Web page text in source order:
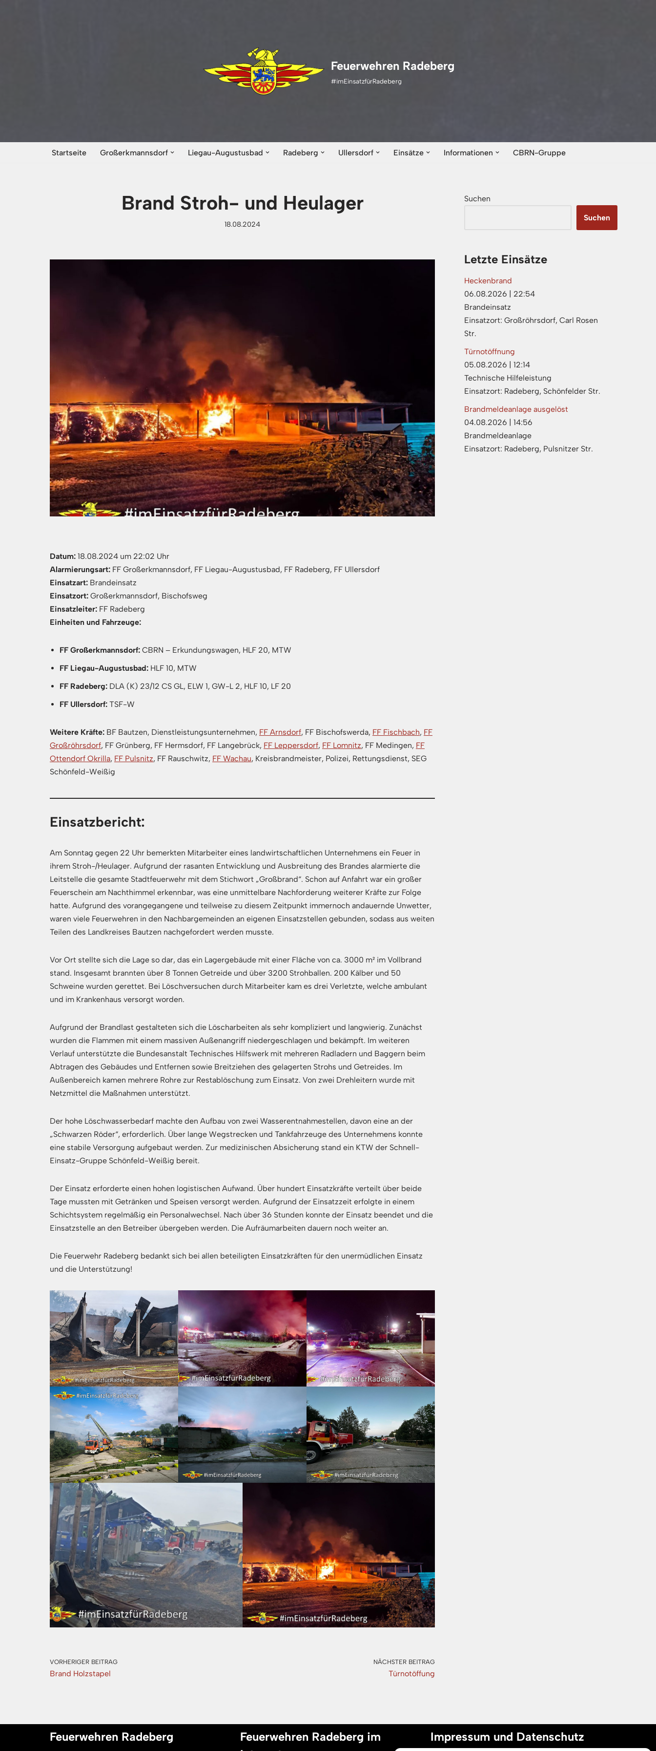
Feuerwehren Radeberg
#imEinsatzfürRadeberg
Startseite Großerkmannsdorf Liegau-Augustusbad Radeberg Ullersdorf Einsätze Informationen CBRN-Gruppe
Brand Stroh- und Heulager
18.08.2024
Datum: 18.08.2024 um 22:02 Uhr
Alarmierungsart: FF Großerkmannsdorf, FF Liegau-Augustusbad, FF Radeberg, FF Ullersdorf
Einsatzart: Brandeinsatz
Einsatzort: Großerkmannsdorf, Bischofsweg
Einsatzleiter: FF Radeberg
Einheiten und Fahrzeuge:
FF Großerkmannsdorf: CBRN – Erkundungswagen, HLF 20, MTW
FF Liegau-Augustusbad: HLF 10, MTW
FF Radeberg: DLA (K) 23/12 CS GL, ELW 1, GW-L 2, HLF 10, LF 20
FF Ullersdorf: TSF-W
Weitere Kräfte: BF Bautzen, Dienstleistungsunternehmen, FF Arnsdorf, FF Bischofswerda, FF Fischbach, FF
Großröhrsdorf, FF Grünberg, FF Hermsdorf, FF Langebrück, FF Leppersdorf, FF Lomnitz, FF Medingen, FF
Ottendorf Okrilla, FF Pulsnitz, FF Rauschwitz, FF Wachau, Kreisbrandmeister, Polizei, Rettungsdienst, SEG
Schönfeld-Weißig
Einsatzbericht:
Am Sonntag gegen 22 Uhr bemerkten Mitarbeiter eines landwirtschaftlichen Unternehmens ein Feuer in
ihrem Stroh-/Heulager. Aufgrund der rasanten Entwicklung und Ausbreitung des Brandes alarmierte die
Leitstelle die gesamte Stadtfeuerwehr mit dem Stichwort „Großbrand“. Schon auf Anfahrt war ein großer
Feuerschein am Nachthimmel erkennbar, was eine unmittelbare Nachforderung weiterer Kräfte zur Folge
hatte. Aufgrund des vorangegangene und teilweise zu diesem Zeitpunkt immernoch andauernde Unwetter,
waren viele Feuerwehren in den Nachbargemeinden an eigenen Einsatzstellen gebunden, sodass aus weiten
Teilen des Landkreises Bautzen nachgefordert werden musste.
Vor Ort stellte sich die Lage so dar, das ein Lagergebäude mit einer Fläche von ca. 3000 m² im Vollbrand
stand. Insgesamt brannten über 8 Tonnen Getreide und über 3200 Strohballen. 200 Kälber und 50
Schweine wurden gerettet. Bei Löschversuchen durch Mitarbeiter kam es drei Verletzte, welche ambulant
und im Krankenhaus versorgt worden.
Aufgrund der Brandlast gestalteten sich die Löscharbeiten als sehr kompliziert und langwierig. Zunächst
wurden die Flammen mit einem massiven Außenangriff niedergeschlagen und bekämpft. Im weiteren
Verlauf unterstützte die Bundesanstalt Technisches Hilfswerk mit mehreren Radladern und Baggern beim
Abtragen des Gebäudes und Entfernen sowie Breitziehen des gelagerten Strohs und Getreides. Im
Außenbereich kamen mehrere Rohre zur Restablöschung zum Einsatz. Von zwei Drehleitern wurde mit
Netzmittel die Maßnahmen unterstützt.
Der hohe Löschwasserbedarf machte den Aufbau von zwei Wasserentnahmestellen, davon eine an der
„Schwarzen Röder“, erforderlich. Über lange Wegstrecken und Tankfahrzeuge des Unternehmens konnte
eine stabile Versorgung aufgebaut werden. Zur medizinischen Absicherung stand ein KTW der Schnell-
Einsatz-Gruppe Schönfeld-Weißig bereit.
Der Einsatz erforderte einen hohen logistischen Aufwand. Über hundert Einsatzkräfte verteilt über beide
Tage mussten mit Getränken und Speisen versorgt werden. Aufgrund der Einsatzzeit erfolgte in einem
Schichtsystem regelmäßig ein Personalwechsel. Nach über 36 Stunden konnte der Einsatz beendet und die
Einsatzstelle an den Betreiber übergeben werden. Die Aufräumarbeiten dauern noch weiter an.
Die Feuerwehr Radeberg bedankt sich bei allen beteiligten Einsatzkräften für den unermüdlichen Einsatz
und die Unterstützung!
VORHERIGER BEITRAG
Brand Holzstapel
NÄCHSTER BEITRAG
Türnotöffung
Suchen
Suchen
Letzte Einsätze
Heckenbrand
06.08.2026 | 22:54
Brandeinsatz
Einsatzort: Großröhrsdorf, Carl Rosen
Str.
Türnotöffnung
05.08.2026 | 12:14
Technische Hilfeleistung
Einsatzort: Radeberg, Schönfelder Str.
Brandmeldeanlage ausgelöst
04.08.2026 | 14:56
Brandmeldeanlage
Einsatzort: Radeberg, Pulsnitzer Str.
Feuerwehren Radeberg
Feuerwehren Radeberg im
Impressum und Datenschutz